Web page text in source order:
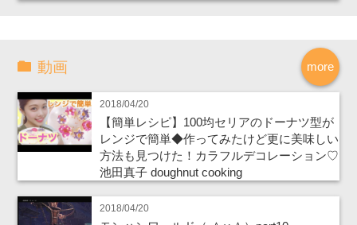
more
動画
2018/04/20
【簡単レシピ】100均セリアのドーナツ型が
レンジで簡単◆作ってみたけど更に美味しい
方法も見つけた！カラフルデコレーション♡
池田真子 doughnut cooking
2018/04/20